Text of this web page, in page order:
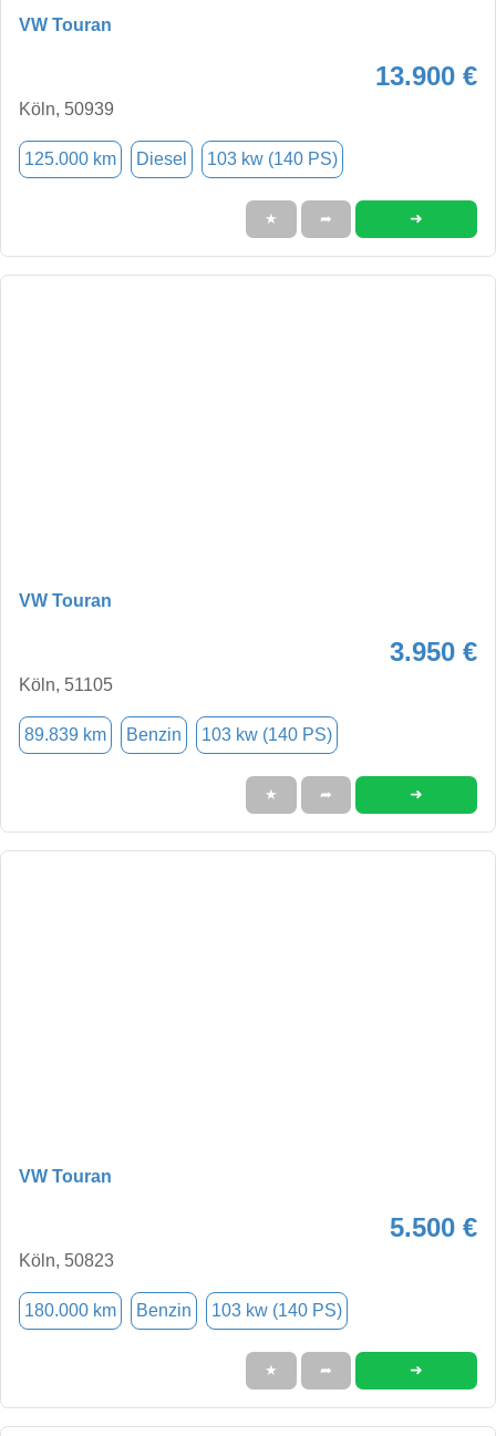
VW Touran
13.900 €
Köln, 50939
125.000 km Diesel 103 kw (140 PS)
★ ➦ ➜
VW Touran
3.950 €
Köln, 51105
89.839 km Benzin 103 kw (140 PS)
★ ➦ ➜
VW Touran
5.500 €
Köln, 50823
180.000 km Benzin 103 kw (140 PS)
★ ➦ ➜